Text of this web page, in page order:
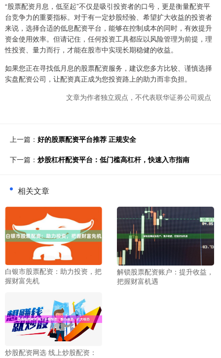
“股票配资月息，低至起”不仅是吸引投资者的口号，更是衡量配资平
台竞争力的重要指标。对于有一定炒股经验、希望扩大收益的投资者
来说，选择合适的低息配资平台，能够在控制成本的同时，有效提升
资金使用效率。但请记住，任何投资工具都应以风险管理为前提，理
性投资、量力而行，才能在股市中实现长期稳健的收益。
如果您正在寻找低月息的股票配资服务，建议您多方比较、谨慎选择
实盘配资公司，让配资真正成为您投资路上的助力而非负担。
文章为作者独立观点，不代表联华证券公司观点
上一篇： 好的股票配资平台推荐 正规安全
下一篇： 炒股杠杆配资平台：低门槛高杠杆，快速入市指南
相关文章
白银市股票配资：助力投资，把
握财富先机
解锁股票配资账户：提升收益，
把握财富机遇
炒股配资网选 线上炒股配资：